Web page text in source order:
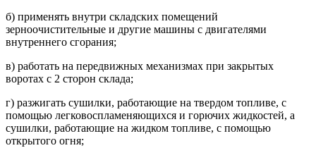
б) применять внутри складских помещений
зерноочистительные и другие машины с двигателями
внутреннего сгорания;
в) работать на передвижных механизмах при закрытых
воротах с 2 сторон склада;
г) разжигать сушилки, работающие на твердом топливе, с
помощью легковоспламеняющихся и горючих жидкостей, а
сушилки, работающие на жидком топливе, с помощью
открытого огня;